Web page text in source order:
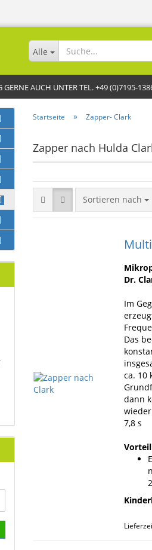
Alle
GERNE AUCH UNTER TEL. +49 (0)7195-
Startseite » Zapper- Clark
Zapper nach Hulda
Sortieren nach
Sortieren nach
Dr.
Im
Das
ca. 10
dann
7,8 s